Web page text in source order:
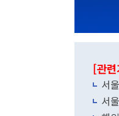
[관
서
서